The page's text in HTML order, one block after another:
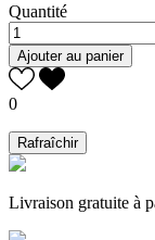
Quantité
Ajouter au panier
0
Livraison gratuite à